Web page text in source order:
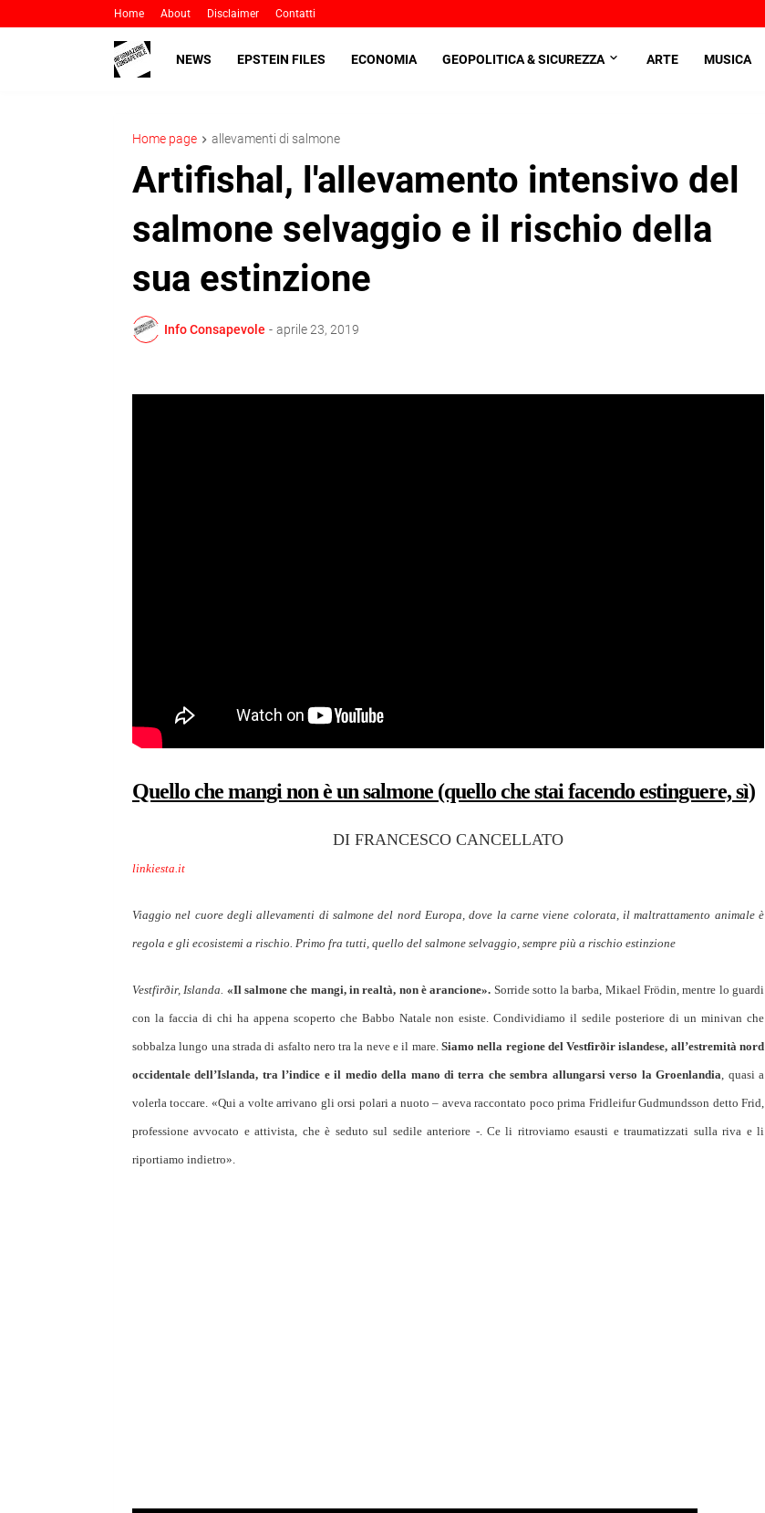
Home About Disclaimer Contatti
NEWS EPSTEIN FILES ECONOMIA GEOPOLITICA & SICUREZZA ARTE MUSICA
Home page allevamenti di salmone
Artifishal, l'allevamento intensivo del
salmone selvaggio e il rischio della
sua estinzione
Info Consapevole - aprile 23, 2019
Quello che mangi non è un salmone (quello che stai facendo estinguere, sì)
DI FRANCESCO CANCELLATO
linkiesta.it
Viaggio nel cuore degli allevamenti di salmone del nord Europa, dove la carne viene colorata, il maltrattamento animale è
regola e gli ecosistemi a rischio. Primo fra tutti, quello del salmone selvaggio, sempre più a rischio estinzione
Vestfirðir, Islanda. «Il salmone che mangi, in realtà, non è arancione». Sorride sotto la barba, Mikael Frödin, mentre lo guardi
con la faccia di chi ha appena scoperto che Babbo Natale non esiste. Condividiamo il sedile posteriore di un minivan che
sobbalza lungo una strada di asfalto nero tra la neve e il mare.Siamo nella regione del Vestfirðir islandese, all’estremità nord
occidentale dell’Islanda, tra l’indice e il medio della mano di terra che sembra allungarsi verso la Groenlandia, quasi a
volerla toccare. «Qui a volte arrivano gli orsi polari a nuoto – aveva raccontato poco prima Fridleifur Gudmundsson detto Frid,
professione avvocato e attivista, che è seduto sul sedile anteriore -. Ce li ritroviamo esausti e traumatizzati sulla riva e li
riportiamo indietro».